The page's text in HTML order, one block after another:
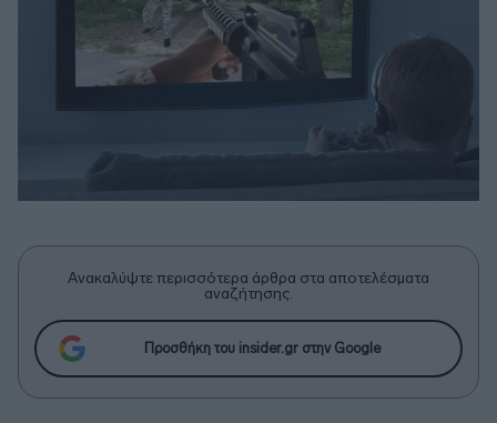
Ανακαλύψτε περισσότερα άρθρα στα αποτελέσματα
αναζήτησης.
Προσθήκη του insider.gr στην Google